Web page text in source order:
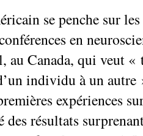
se penche sur
en
Canada, qui veut «
individu à un
expériences
des résultats